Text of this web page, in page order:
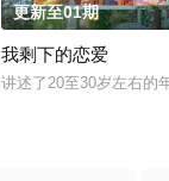
更新至01期
我剩下的恋爱
讲述了20至30岁左右的